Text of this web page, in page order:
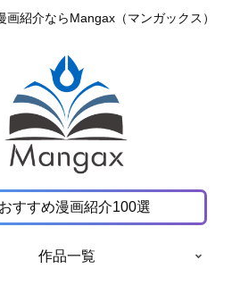
画紹介ならMangax（マンガックス）
おすすめ漫画紹介100選
作品一覧